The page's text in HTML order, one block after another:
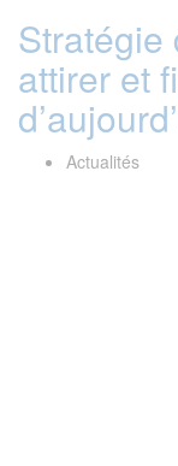
Stratégie
attirer et
Actualités